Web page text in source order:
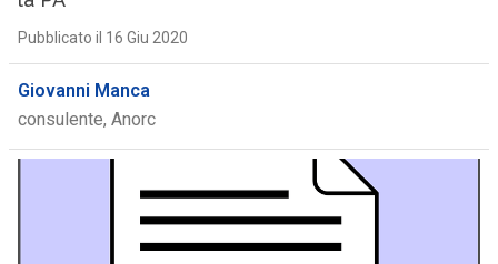
Pubblicato il 16 Giu 2020
Giovanni Manca
consulente, Anorc